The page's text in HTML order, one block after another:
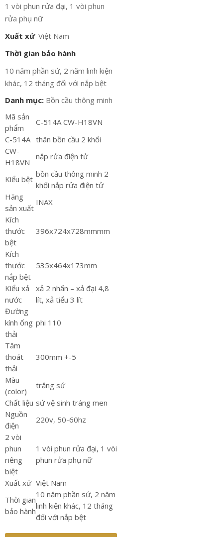
1 vòi phun rửa đại, 1 vòi phun
rửa phụ nữ
Xuất xứ Việt Nam
Thời gian bảo hành
10 năm phần sứ, 2 năm linh kiện
khác, 12 tháng đối với nắp bệt
Danh mục: Bồn cầu thông minh
Mã sản
phẩm
C-514A CW-H18VN
C-514A thân bồn cầu 2 khối
CW-
H18VN
nắp rửa điện tử
Kiểu bệt
bồn cầu thông minh 2
khối nắp rửa điện tử
Hãng
sản xuất
INAX
Kích
thước
bệt
396x724x728mmmm
Kích
thước
nắp bệt
535x464x173mm
Kiểu xả
nước
xả 2 nhấn – xả đại 4,8
lít, xả tiểu 3 lít
Đường
kính ống
thải
phi 110
Tâm
thoát
thải
300mm +-5
Màu
(color)
trắng sứ
Chất liệu sứ vệ sinh tráng men
Nguồn
điện
220v, 50-60hz
2 vòi
phun
riêng
biệt
1 vòi phun rửa đại, 1 vòi
phun rửa phụ nữ
Xuất xứ Việt Nam
Thời gian
bảo hành
10 năm phần sứ, 2 năm
linh kiện khác, 12 tháng
đối với nắp bệt